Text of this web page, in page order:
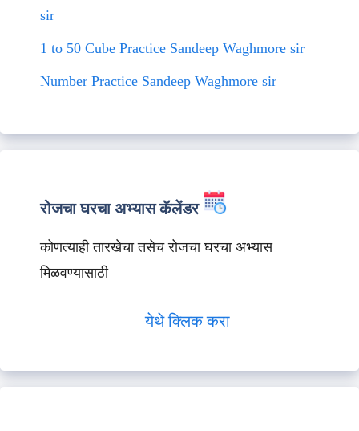
sir
1 to 50 Cube Practice Sandeep Waghmore sir
Number Practice Sandeep Waghmore sir
रोजचा घरचा अभ्यास कॅलेंडर
कोणत्याही तारखेचा तसेच रोजचा घरचा अभ्यास
मिळवण्यासाठी
येथे क्लिक करा